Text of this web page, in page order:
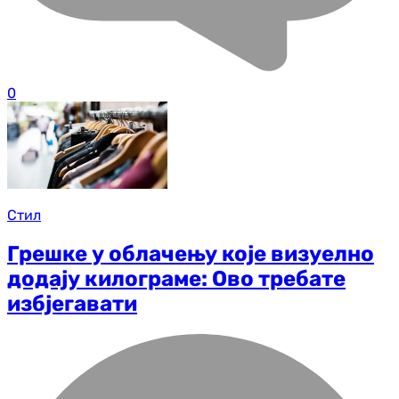
0
Стил
Грешке у облачењу које визуелно
додају килограме: Ово требате
избјегавати